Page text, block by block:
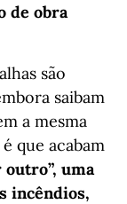
de obra
são
saibam
a mesma
que acabam
uma
incêndios,